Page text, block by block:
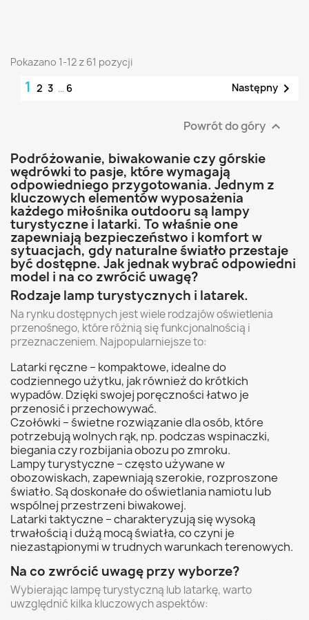
Pokazano 1-12 z 61 pozycji
1 2 3 … 6 Następny 
Powrót do góry 
Podróżowanie, biwakowanie czy górskie
wędrówki to pasje, które wymagają
odpowiedniego przygotowania. Jednym z
kluczowych elementów wyposażenia
każdego miłośnika outdooru są lampy
turystyczne i latarki. To właśnie one
zapewniają bezpieczeństwo i komfort w
sytuacjach, gdy naturalne światło przestaje
być dostępne. Jak jednak wybrać odpowiedni
model i na co zwrócić uwagę?
Rodzaje lamp turystycznych i latarek.
Na rynku dostępnych jest wiele rodzajów oświetlenia
przenośnego, które różnią się funkcjonalnością i
przeznaczeniem. Najpopularniejsze to:
Latarki ręczne – kompaktowe, idealne do
codziennego użytku, jak również do krótkich
wypadów. Dzięki swojej poręczności łatwo je
przenosić i przechowywać.
Czołówki – świetne rozwiązanie dla osób, które
potrzebują wolnych rąk, np. podczas wspinaczki,
biegania czy rozbijania obozu po zmroku.
Lampy turystyczne – często używane w
obozowiskach, zapewniają szerokie, rozproszone
światło. Są doskonałe do oświetlania namiotu lub
wspólnej przestrzeni biwakowej.
Latarki taktyczne – charakteryzują się wysoką
trwałością i dużą mocą światła, co czyni je
niezastąpionymi w trudnych warunkach terenowych.
Na co zwrócić uwagę przy wyborze?
Wybierając lampę turystyczną lub latarkę, warto
uwzględnić kilka kluczowych aspektów: